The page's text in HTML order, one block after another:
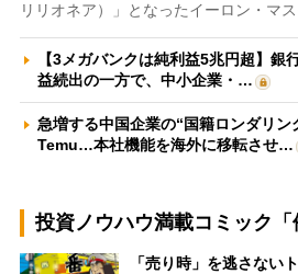
リリオネア）」となったイーロン・マ
【3メガバンクは純利益5兆円超】銀
益続出の一方で、中小企業・…
急増する中国企業の“国籍ロンダリ
Temu…本社機能を海外に移転させ…
投資ノウハウ満載コミック「
「売り時」を逃さな